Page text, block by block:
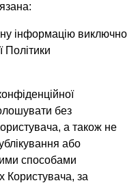
інформацію виключно
Політики
без
а також не
або
способами
Користувача, за